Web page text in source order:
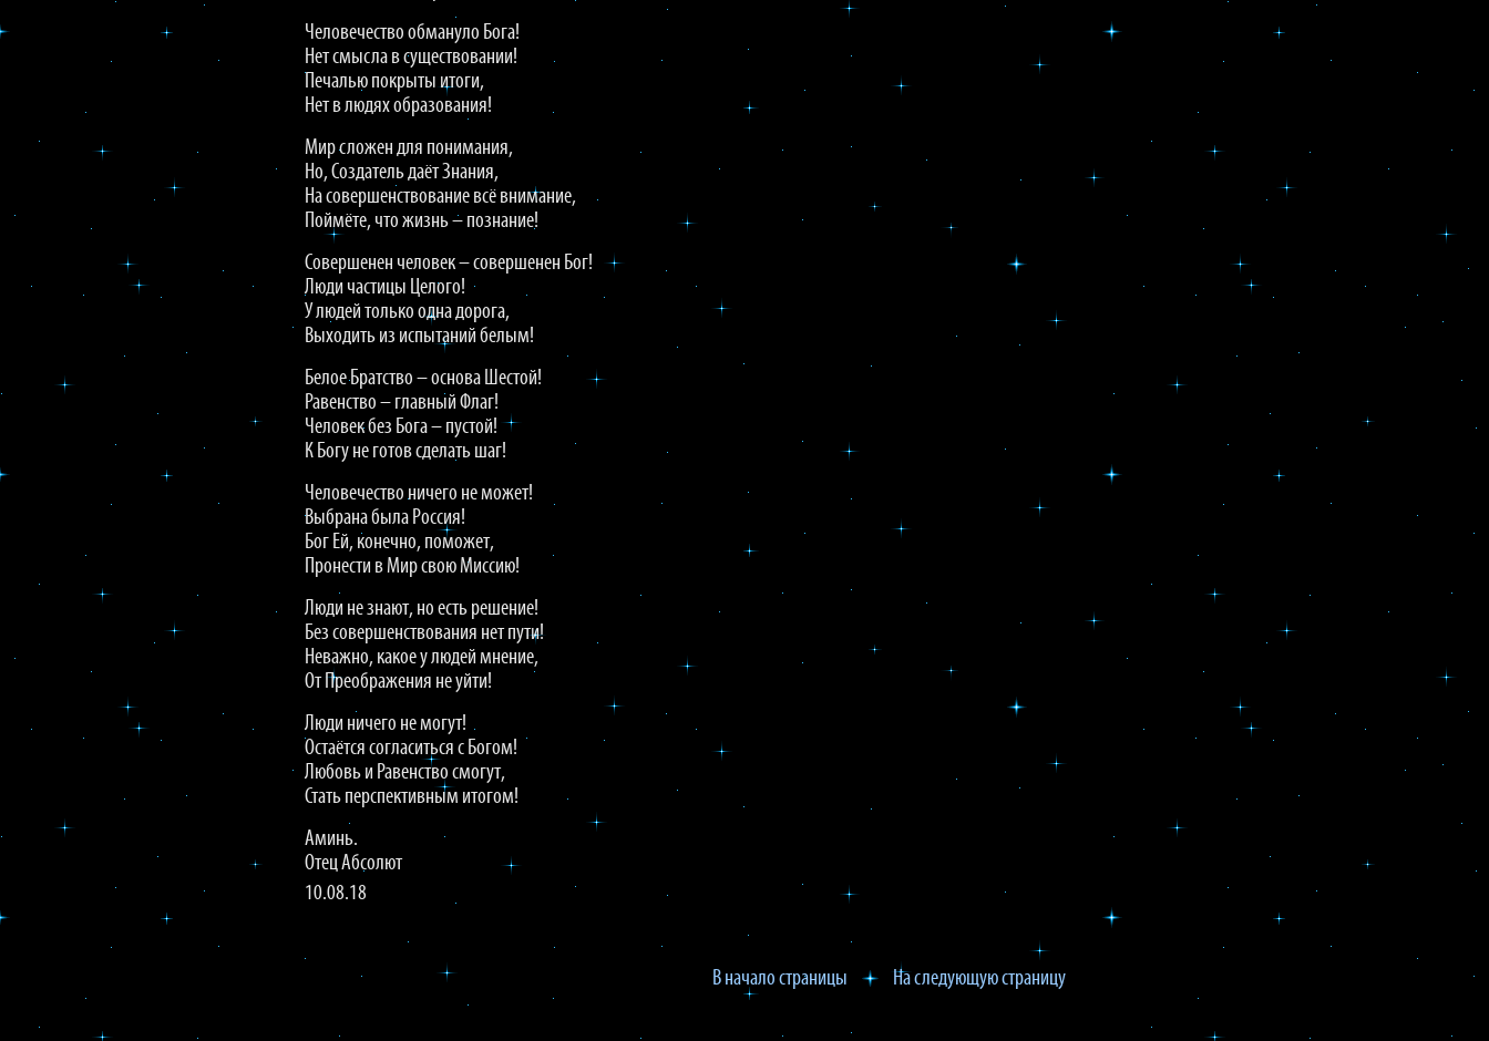
Человечество обмануло Бога!
Нет смысла в существовании!
Печалью покрыты итоги,
Нет в людях образования!
Мир сложен для понимания,
Но, Создатель даёт Знания,
На совершенствование всё внимание,
Поймёте, что жизнь – познание!
Совершенен человек – совершенен Бог!
Люди частицы Целого!
У людей только одна дорога,
Выходить из испытаний белым!
Белое Братство – основа Шестой!
Равенство – главный Флаг!
Человек без Бога – пустой!
К Богу не готов сделать шаг!
Человечество ничего не может!
Выбрана была Россия!
Бог Ей, конечно, поможет,
Пронести в Мир свою Миссию!
Люди не знают, но есть решение!
Без совершенствования нет пути!
Неважно, какое у людей мнение,
От Преображения не уйти!
Люди ничего не могут!
Остаётся согласиться с Богом!
Любовь и Равенство смогут,
Стать перспективным итогом!
Аминь.
Отец Абсолют
10.08.18
В начало страницы На следующую страницу